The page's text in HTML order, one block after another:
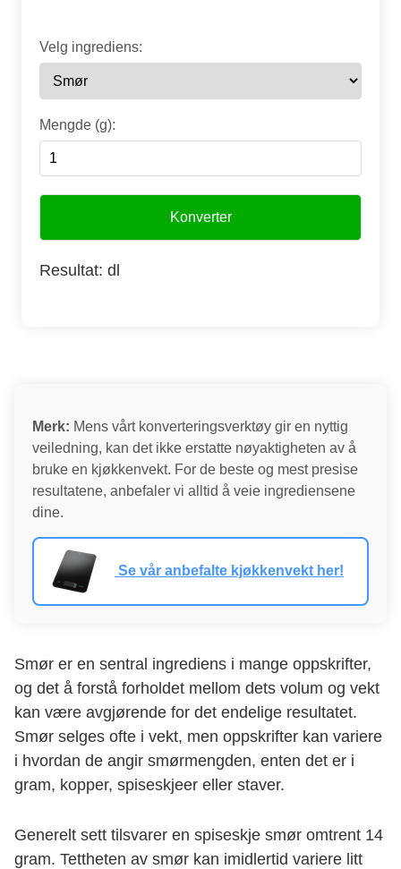
Velg ingrediens:
Mengde (g):
Konverter
Resultat: dl
Merk: Mens vårt konverteringsverktøy gir en nyttig
veiledning, kan det ikke erstatte nøyaktigheten av å
bruke en kjøkkenvekt. For de beste og mest presise
resultatene, anbefaler vi alltid å veie ingrediensene
dine.
Se vår anbefalte kjøkkenvekt her!
Smør er en sentral ingrediens i mange oppskrifter,
og det å forstå forholdet mellom dets volum og vekt
kan være avgjørende for det endelige resultatet.
Smør selges ofte i vekt, men oppskrifter kan variere
i hvordan de angir smørmengden, enten det er i
gram, kopper, spiseskjeer eller staver.
Generelt sett tilsvarer en spiseskje smør omtrent 14
gram. Tettheten av smør kan imidlertid variere litt